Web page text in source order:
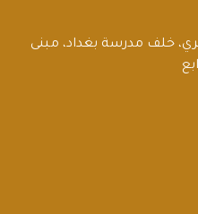
خلف مدرسة بغداد، مبنى